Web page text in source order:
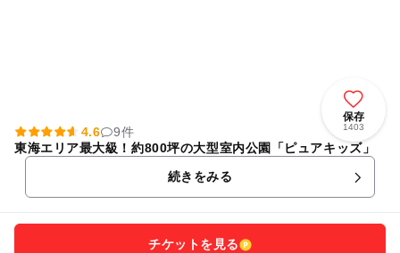
保存
1403
4.6
9件
東海エリア最大級！約800坪の大型室内公園「ピュアキッズ」
続きをみる
チケットを見る